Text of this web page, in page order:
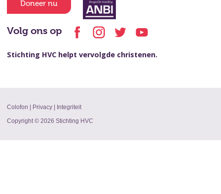
Doneer nu
Volg ons op
Stichting HVC helpt vervolgde christenen.
Colofon | Privacy| Integriteit
Copyright © 2026 Stichting HVC